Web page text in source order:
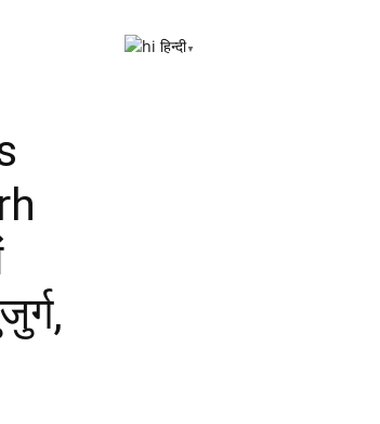
हिन्दी▼